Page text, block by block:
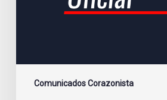
Comunicados Corazonista